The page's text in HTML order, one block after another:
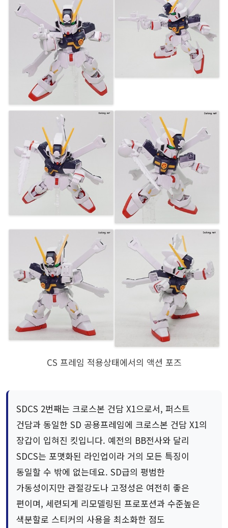
CS 프레임 적용상태에서의 액션 포즈
SDCS 2번째는 크로스본 건담 X1으로서, 퍼스트
건담과 동일한 SD 공용프레임에 크로스본 건담 X1의
장갑이 입혀진 킷입니다. 예전의 BB전사와 달리
SDCS는 포맷화된 라인업이라 거의 모든 특징이
동일할 수 밖에 없는데요. SD급의 평범한
가동성이지만 관절강도나 고정성은 여전히 좋은
편이며, 세련되게 리모델링된 프로포션과 수준높은
색분할로 스티커의 사용을 최소화한 점도